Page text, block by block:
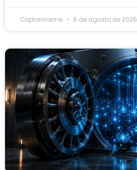
Criptoinforme 6 de agosto de 2026